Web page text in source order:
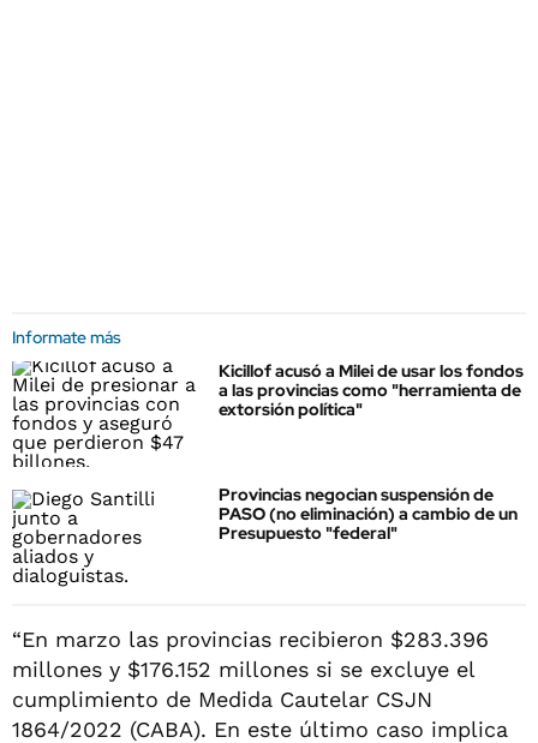
Informate más
Kicillof acusó a Milei de usar los fondos
a las provincias como "herramienta de
extorsión política"
Provincias negocian suspensión de
PASO (no eliminación) a cambio de un
Presupuesto "federal"
“En marzo las provincias recibieron $283.396
millones y $176.152 millones si se excluye el
cumplimiento de Medida Cautelar CSJN
1864/2022 (CABA). En este último caso implica